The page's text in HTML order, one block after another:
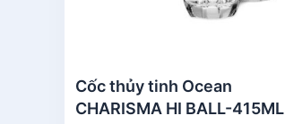
Cốc thủy tinh Ocean
CHARISMA HI BALL-415ML